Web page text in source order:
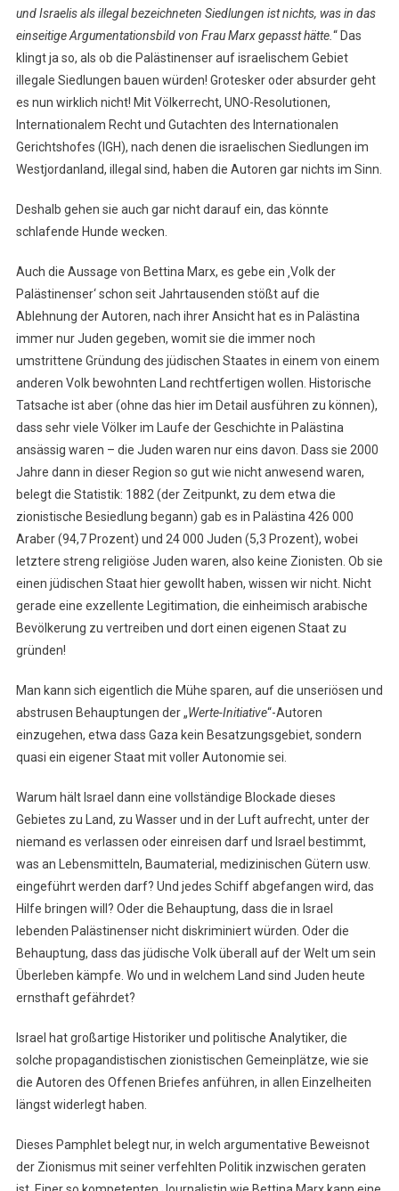
und Israelis als illegal bezeichneten Siedlungen ist nichts, was in das
einseitige Argumentationsbild von Frau Marx gepasst hätte.“ Das
klingt ja so, als ob die Palästinenser auf israelischem Gebiet
illegale Siedlungen bauen würden! Grotesker oder absurder geht
es nun wirklich nicht! Mit Völkerrecht, UNO-Resolutionen,
Internationalem Recht und Gutachten des Internationalen
Gerichtshofes (IGH), nach denen die israelischen Siedlungen im
Westjordanland, illegal sind, haben die Autoren gar nichts im Sinn.
Deshalb gehen sie auch gar nicht darauf ein, das könnte
schlafende Hunde wecken.
Auch die Aussage von Bettina Marx, es gebe ein ‚Volk der
Palästinenser‘ schon seit Jahrtausenden stößt auf die
Ablehnung der Autoren, nach ihrer Ansicht hat es in Palästina
immer nur Juden gegeben, womit sie die immer noch
umstrittene Gründung des jüdischen Staates in einem von einem
anderen Volk bewohnten Land rechtfertigen wollen. Historische
Tatsache ist aber (ohne das hier im Detail ausführen zu können),
dass sehr viele Völker im Laufe der Geschichte in Palästina
ansässig waren – die Juden waren nur eins davon. Dass sie 2000
Jahre dann in dieser Region so gut wie nicht anwesend waren,
belegt die Statistik: 1882 (der Zeitpunkt, zu dem etwa die
zionistische Besiedlung begann) gab es in Palästina 426 000
Araber (94,7 Prozent) und 24 000 Juden (5,3 Prozent), wobei
letztere streng religiöse Juden waren, also keine Zionisten. Ob sie
einen jüdischen Staat hier gewollt haben, wissen wir nicht. Nicht
gerade eine exzellente Legitimation, die einheimisch arabische
Bevölkerung zu vertreiben und dort einen eigenen Staat zu
gründen!
Man kann sich eigentlich die Mühe sparen, auf die unseriösen und
abstrusen Behauptungen der „Werte-Initiative“-Autoren
einzugehen, etwa dass Gaza kein Besatzungsgebiet, sondern
quasi ein eigener Staat mit voller Autonomie sei.
Warum hält Israel dann eine vollständige Blockade dieses
Gebietes zu Land, zu Wasser und in der Luft aufrecht, unter der
niemand es verlassen oder einreisen darf und Israel bestimmt,
was an Lebensmitteln, Baumaterial, medizinischen Gütern usw.
eingeführt werden darf? Und jedes Schiff abgefangen wird, das
Hilfe bringen will? Oder die Behauptung, dass die in Israel
lebenden Palästinenser nicht diskriminiert würden. Oder die
Behauptung, dass das jüdische Volk überall auf der Welt um sein
Überleben kämpfe. Wo und in welchem Land sind Juden heute
ernsthaft gefährdet?
Israel hat großartige Historiker und politische Analytiker, die
solche propagandistischen zionistischen Gemeinplätze, wie sie
die Autoren des Offenen Briefes anführen, in allen Einzelheiten
längst widerlegt haben.
Dieses Pamphlet belegt nur, in welch argumentative Beweisnot
der Zionismus mit seiner verfehlten Politik inzwischen geraten